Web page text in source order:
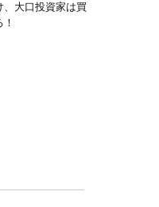
、大口投資家は買